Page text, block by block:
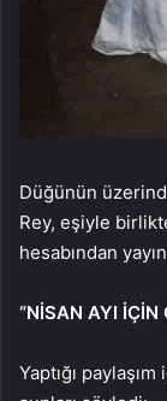
Düğünün
Rey, eşiyle
hesabından
“NİSAN AYI İÇİN
Yaptığı